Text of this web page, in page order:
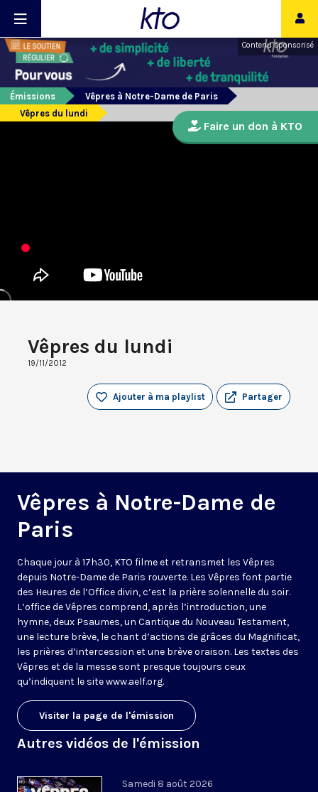
Contenu sponsorisé
Émissions
Vêpres à Notre-Dame de Paris
Vêpres du lundi
Vêpres du lundi
19/11/2012
Partager
Ajouter à ma playlist
Vêpres à Notre-Dame de
Paris
Chaque jour à 17h30, KTO filme et retransmet les Vêpres
depuis Notre-Dame de Paris rouverte. Les Vêpres font partie
des Heures de l’Office divin, c’est la prière solennelle du soir.
L’office de Vêpres comprend, après l’introduction, une
hymne, deux Psaumes, un Cantique du Nouveau Testament,
une lecture brève, le chant d’actions de grâces du Magnificat,
les prières d’intercession et une brève oraison. Les textes des
Vêpres et de la messe sont presque toujours ceux
qu’indiquent le sitewww.aelf.org.
Visiter la page de l'émission
Autres vidéos de l'émission
Samedi 8 août 2026
Faire un don à KTO